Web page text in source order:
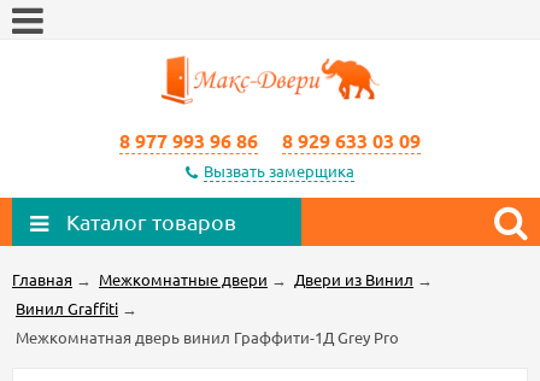
8 977 993 96 86 8 929 633 03 09
Вызвать замерщика
Каталог товаров
Главная → Межкомнатные двери → Двери из Винил →
Винил Graffiti →
Межкомнатная дверь винил Граффити-1Д Grey Pro